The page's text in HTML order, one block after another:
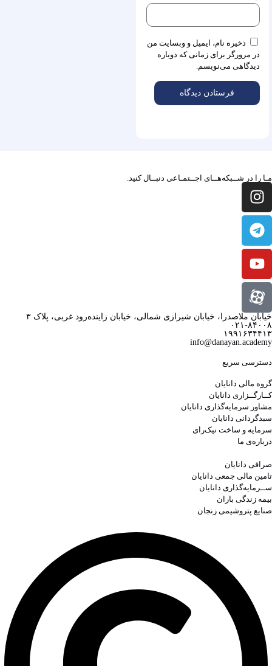
ذخیره نام، ایمیل و وبسایت من
در مرورگر برای زمانی که دوباره
دیدگاهی می‌نویسم.
مـا را در شــبکه‌هــای اجــتمـاعی دنبــال کنید.
خیابان ملاصدرا، خیابان شیرازی شمالی، خیابان زاینده‌رود غربی، پلاک ۳
۰۲۱-۸۴۰۰۸
۱۹۹۱۶۳۴۴۱۳
info@danayan.academy
دسترسی سریع
گروه مالی دانایان
کــارگــزاری دانایان
مشاور سرمایه‌گذاری دانایان
سبدگردانی دانایان
سرمایه و ساخت نیک‌رای
درباره‌ی ما
صرافی دانایان
تامین مالی جمعی دانایان
ســرمایه‌گذاری دانایان
بیمه زندگی باران
صنایع پتروشیمی زنجان